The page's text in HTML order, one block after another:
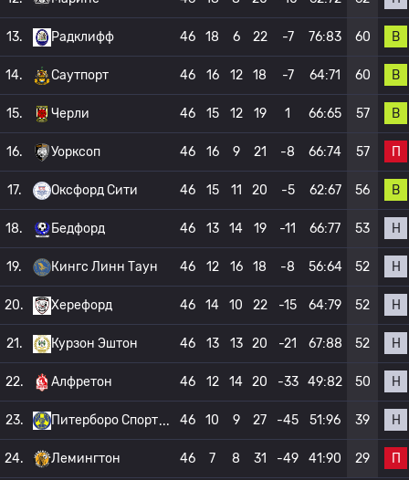
13. Радклифф 46 18 6 22 -7 76:83 60 В
14. Саутпорт 46 16 12 18 -7 64:71 60 В
15. Черли 46 15 12 19 1 66:65 57 В
16. Уорксоп 46 16 9 21 -8 66:74 57 П
17. Оксфорд Сити 46 15 11 20 -5 62:67 56 В
18. Бедфорд 46 13 14 19 -11 66:77 53 Н
19. Кингс Линн Таун 46 12 16 18 -8 56:64 52 Н
20. Херефорд 46 14 10 22 -15 64:79 52 Н
21. Курзон Эштон 46 13 13 20 -21 67:88 52 Н
22. Алфретон 46 12 14 20 -33 49:82 50 Н
23. Питерборо Спорт 46 10 9 27 -45 51:96 39 Н
24. Лемингтон 46 7 8 31 -49 41:90 29 П